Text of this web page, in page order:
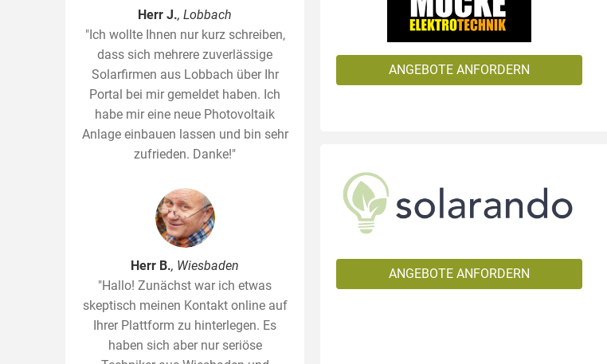
Herr J., Lobbach
"Ich wollte Ihnen nur kurz schreiben,
dass sich mehrere zuverlässige
Solarfirmen aus Lobbach über Ihr
Portal bei mir gemeldet haben. Ich
habe mir eine neue Photovoltaik
Anlage einbauen lassen und bin sehr
zufrieden. Danke!"
Herr B., Wiesbaden
"Hallo! Zunächst war ich etwas
skeptisch meinen Kontakt online auf
Ihrer Plattform zu hinterlegen. Es
haben sich aber nur seriöse
ANGEBOTE ANFORDERN
ANGEBOTE ANFORDERN